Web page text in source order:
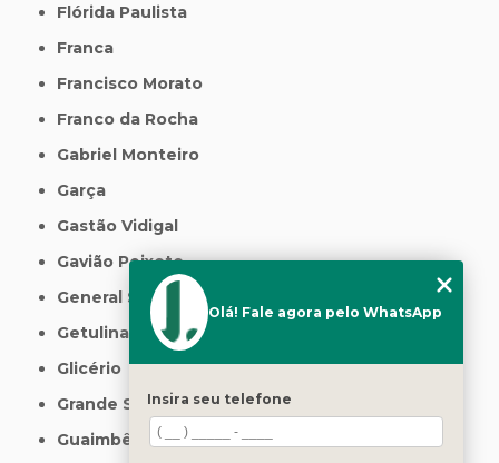
Flórida Paulista
Franca
Francisco Morato
Franco da Rocha
Gabriel Monteiro
Garça
Gastão Vidigal
Gavião Peixoto
General Salgado
Getulina
Glicério
Grande São Paulo
Guaimbê
Olá! Fale agora pelo WhatsApp
Insira seu telefone